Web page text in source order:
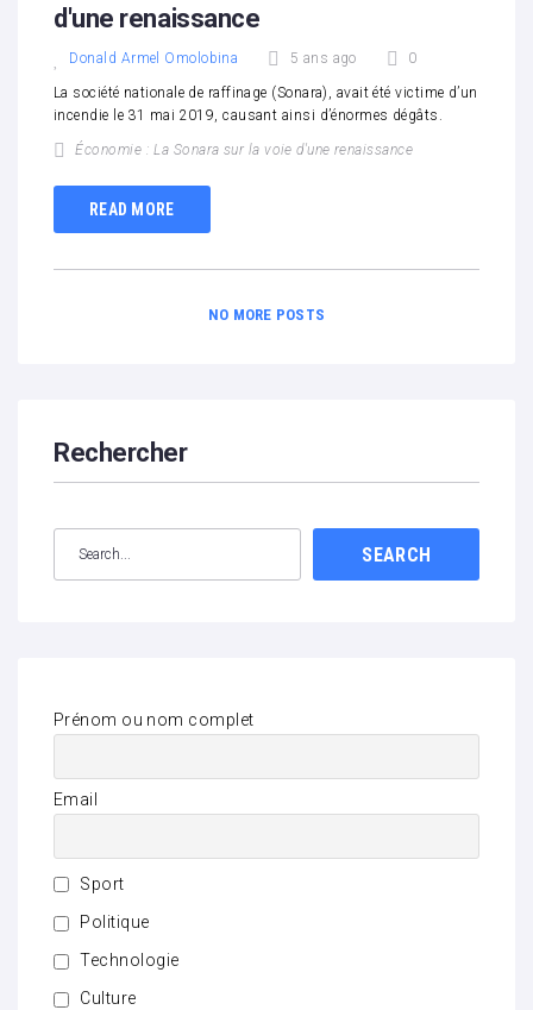
d'une renaissance
Donald Armel Omolobina 5 ans ago 0
La société nationale de raffinage (Sonara), avait été victime d’un
incendie le 31 mai 2019, causant ainsi d’énormes dégâts.
Économie : La Sonara sur la voie d'une renaissance
READ MORE
NO MORE POSTS
Rechercher
SEARCH
Prénom ou nom complet
Email
Sport
Politique
Technologie
Culture